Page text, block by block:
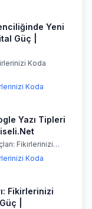
Yeni
Güç |
Koda
Koda
Yazı Tipleri
Fikirlerinizi…
Koda
Fikirlerinizi
|